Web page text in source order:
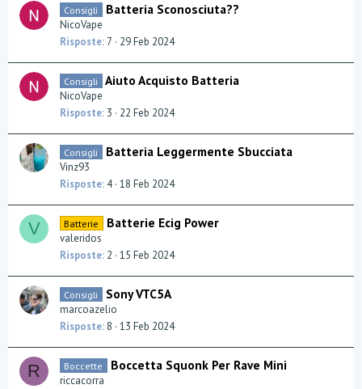
Consigli Batteria Sconosciuta??
NicoVape
Risposte 7 29 Feb 2024
Consigli Aiuto Acquisto Batteria
NicoVape
Risposte 3 22 Feb 2024
Consigli Batteria Leggermente Sbucciata
Vinz93
Risposte 4 18 Feb 2024
V Batterie Batterie Ecig Power
valeridos
Risposte 2 15 Feb 2024
Consigli Sony VTC5A
marcoazelio
Risposte 8 13 Feb 2024
R Boccette Boccetta Squonk Per Rave Mini
riccacorra